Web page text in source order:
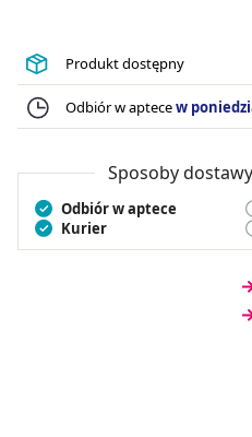
Produkt dostępny
Odbiór w aptecew
Sposoby
Odbiór w aptece
Kurier